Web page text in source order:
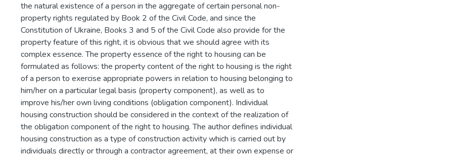
the natural existence of a person in the aggregate of certain personal non-
property rights regulated by Book 2 of the Civil Code, and since the
Constitution of Ukraine, Books 3 and 5 of the Civil Code also provide for the
property feature of this right, it is obvious that we should agree with its
complex essence. The property essence of the right to housing can be
formulated as follows: the property content of the right to housing is the right
of a person to exercise appropriate powers in relation to housing belonging to
him/her on a particular legal basis (property component), as well as to
improve his/her own living conditions (obligation component). Individual
housing construction should be considered in the context of the realization of
the obligation component of the right to housing. The author defines individual
housing construction as a type of construction activity which is carried out by
individuals directly or through a contractor agreement, at their own expense or